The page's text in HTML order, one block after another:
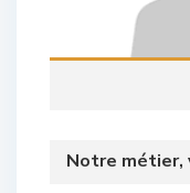
Notre métier,